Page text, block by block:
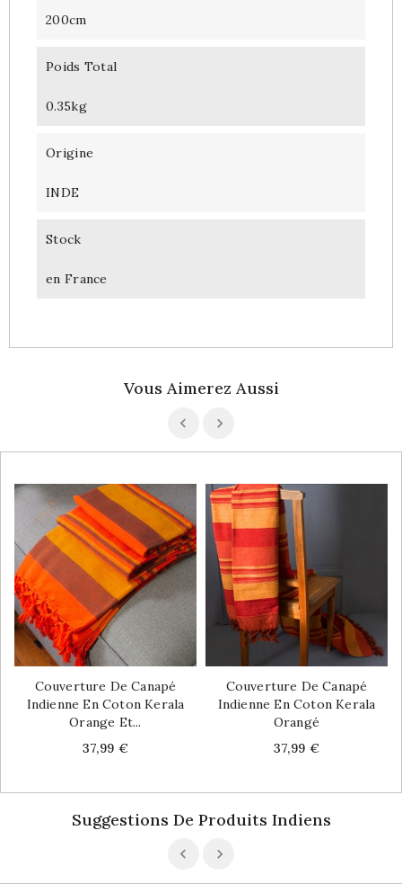
200cm
Poids Total
0.35kg
Origine
INDE
Stock
en France
Vous Aimerez Aussi
Couverture De Canapé
Indienne En Coton Kerala
Orange Et...
Price
37,99 €
Couverture De Canapé
Indienne En Coton Kerala
Orangé
Price
37,99 €
Suggestions De Produits Indiens